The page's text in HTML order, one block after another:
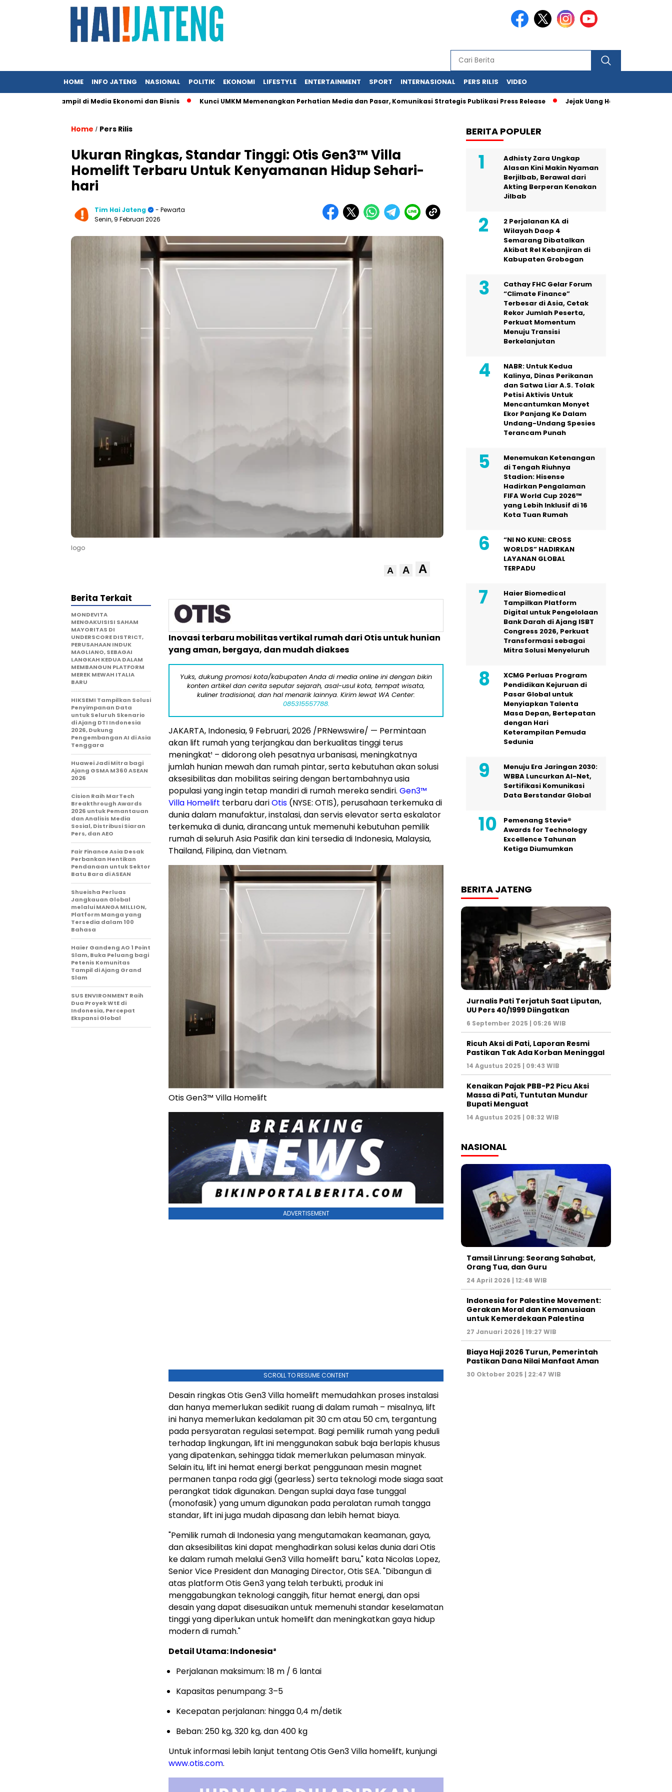
HOME INFO JATENG NASIONAL POLITIK EKONOMI LIFESTYLE ENTERTAINMENT SPORT INTERNASIONAL PERS RILIS VIDEO
Ingin Tampil di Media Ekonomi dan Bisnis Kunci UMKM Memenangkan Perhatian Media dan Pasar, Komunikasi Strategis Publikasi Press Release Jejak Uang Haram Judi Online Mulai
Home / Pers Rilis
Ukuran Ringkas, Standar Tinggi: Otis Gen3™ Villa
Homelift Terbaru Untuk Kenyamanan Hidup Sehari-
hari
Tim Hai Jateng
- Pewarta
Senin, 9 Februari 2026
logo
A A A
Inovasi terbaru mobilitas vertikal rumah dari Otis untuk hunian
yang aman, bergaya, dan mudah diakses
Yuks, dukung promosi kota/kabupaten Anda di media online ini dengan bikin
konten artikel dan cerita seputar sejarah, asal-usul kota, tempat wisata,
kuliner tradisional, dan hal menarik lainnya. Kirim lewat WA Center:
085315557788.
JAKARTA, Indonesia,9 Februari, 2026 /PRNewswire/ — Permintaan
akan lift rumah yang terjangkau dan berkualitas tinggi terus
meningkat¹ – didorong oleh pesatnya urbanisasi, meningkatnya
jumlah hunian mewah dan rumah pintar, serta kebutuhan akan solusi
aksesibilitas dan mobilitas seiring dengan bertambahnya usia
populasi yang ingin tetap mandiri di rumah mereka sendiri. Gen3™
Villa Homelift terbaru dariOtis (NYSE: OTIS), perusahaan terkemuka di
duniadalam manufaktur, instalasi, dan servis elevator serta eskalator
terkemuka di dunia, dirancang untuk memenuhi kebutuhan pemilik
rumah di seluruh Asia Pasifik dan kini tersedia di Indonesia, Malaysia,
Thailand, Filipina, dan Vietnam.
Otis Gen3™ Villa Homelift
ADVERTISEMENT
SCROLL TO RESUME CONTENT
Desain ringkas Otis Gen3 Villa homelift memudahkan proses instalasi
dan hanya memerlukan sedikit ruang di dalam rumah – misalnya, lift
ini hanya memerlukan kedalaman pit 30 cm atau 50 cm, tergantung
pada persyaratan regulasi setempat. Bagi pemilik rumah yang peduli
terhadap lingkungan, lift ini menggunakansabuk baja berlapis khusus
yang dipatenkan, sehingga tidak memerlukan pelumasan minyak.
Selain itu, lift ini hemat energi berkat penggunaan mesin magnet
permanen tanpa roda gigi (gearless) serta teknologi mode siaga saat
perangkat tidak digunakan. Dengan suplai daya fase tunggal
(monofasik) yang umum digunakan pada peralatan rumah tangga
standar, lift ini juga mudah dipasang dan lebih hemat biaya.
"Pemilik rumah di Indonesia yang mengutamakan keamanan, gaya,
dan aksesibilitas kini dapat menghadirkan solusi kelas dunia dari Otis
ke dalam rumah melalui Gen3 Villa homelift baru," kata Nicolas Lopez,
Senior Vice President dan Managing Director, Otis SEA. "Dibangun di
atas platform Otis Gen3 yang telah terbukti, produk ini
menggabungkan teknologi canggih, fitur hemat energi, dan opsi
desain yang dapat disesuaikan untuk memenuhi standar keselamatan
tinggi yang diperlukan untuk homelift dan meningkatkan gaya hidup
modern di rumah."
Detail Utama: Indonesia²
Perjalanan maksimum: 18 m / 6 lantai
Kapasitas penumpang: 3–5
Kecepatan perjalanan: hingga 0,4 m/detik
Beban: 250 kg, 320 kg, dan 400 kg
Untuk informasi lebih lanjut tentang Otis Gen3 Villa homelift, kunjungi
www.otis.com.
Berita Terkait
MONDEVITA
MENGAKUISISI SAHAM
MAYORITAS DI
UNDERSCORE DISTRICT,
PERUSAHAAN INDUK
MAGLIANO, SEBAGAI
LANGKAH KEDUA DALAM
MEMBANGUN PLATFORM
MEREK MEWAH ITALIA
BARU
HIKSEMI Tampilkan Solusi
Penyimpanan Data
untuk Seluruh Skenario
di Ajang DTI Indonesia
2026, Dukung
Pengembangan AI di Asia
Tenggara
Huawei Jadi Mitra bagi
Ajang GSMA M360 ASEAN
2026
Cision Raih MarTech
Breakthrough Awards
2026 untuk Pemantauan
dan Analisis Media
Sosial, Distribusi Siaran
Pers, dan AEO
Fair Finance Asia Desak
Perbankan Hentikan
Pendanaan untuk Sektor
Batu Bara di ASEAN
Shueisha Perluas
Jangkauan Global
melalui MANGA MILLION,
Platform Manga yang
Tersedia dalam 100
Bahasa
Haier Gandeng AO 1 Point
Slam, Buka Peluang bagi
Petenis Komunitas
Tampil di Ajang Grand
Slam
SUS ENVIRONMENT Raih
Dua Proyek WtE di
Indonesia, Percepat
Ekspansi Global
BERITA POPULER
Adhisty Zara Ungkap
Alasan Kini Makin Nyaman
Berjilbab, Berawal dari
Akting Berperan Kenakan
Jilbab
2 Perjalanan KA di
Wilayah Daop 4
Semarang Dibatalkan
Akibat Rel Kebanjiran di
Kabupaten Grobogan
Cathay FHC Gelar Forum
“Climate Finance”
Terbesar di Asia, Cetak
Rekor Jumlah Peserta,
Perkuat Momentum
Menuju Transisi
Berkelanjutan
NABR: Untuk Kedua
Kalinya, Dinas Perikanan
dan Satwa Liar A.S. Tolak
Petisi Aktivis Untuk
Mencantumkan Monyet
Ekor Panjang Ke Dalam
Undang-Undang Spesies
Terancam Punah
Menemukan Ketenangan
di Tengah Riuhnya
Stadion: Hisense
Hadirkan Pengalaman
FIFA World Cup 2026™
yang Lebih Inklusif di 16
Kota Tuan Rumah
“NI NO KUNI: CROSS
WORLDS” HADIRKAN
LAYANAN GLOBAL
TERPADU
Haier Biomedical
Tampilkan Platform
Digital untuk Pengelolaan
Bank Darah di Ajang ISBT
Congress 2026, Perkuat
Transformasi sebagai
Mitra Solusi Menyeluruh
XCMG Perluas Program
Pendidikan Kejuruan di
Pasar Global untuk
Menyiapkan Talenta
Masa Depan, Bertepatan
dengan Hari
Keterampilan Pemuda
Sedunia
Menuju Era Jaringan 2030:
WBBA Luncurkan AI-Net,
Sertifikasi Komunikasi
Data Berstandar Global
Pemenang Stevie®
Awards for Technology
Excellence Tahunan
Ketiga Diumumkan
BERITA JATENG
Jurnalis Pati Terjatuh Saat Liputan,
UU Pers 40/1999 Diingatkan
6 September 2025 | 05:26 WIB
Ricuh Aksi di Pati, Laporan Resmi
Pastikan Tak Ada Korban Meninggal
14 Agustus 2025 | 09:43 WIB
Kenaikan Pajak PBB-P2 Picu Aksi
Massa di Pati, Tuntutan Mundur
Bupati Menguat
14 Agustus 2025 | 08:32 WIB
NASIONAL
Tamsil Linrung: Seorang Sahabat,
Orang Tua, dan Guru
24 April 2026 | 12:48 WIB
Indonesia for Palestine Movement:
Gerakan Moral dan Kemanusiaan
untuk Kemerdekaan Palestina
27 Januari 2026 | 19:27 WIB
Biaya Haji 2026 Turun, Pemerintah
Pastikan Dana Nilai Manfaat Aman
30 Oktober 2025 | 22:47 WIB